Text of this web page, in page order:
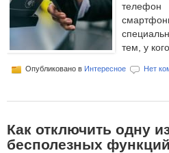
тем, у
Опубликовано в Интересное Нет
Как отключить одну
бесполезных